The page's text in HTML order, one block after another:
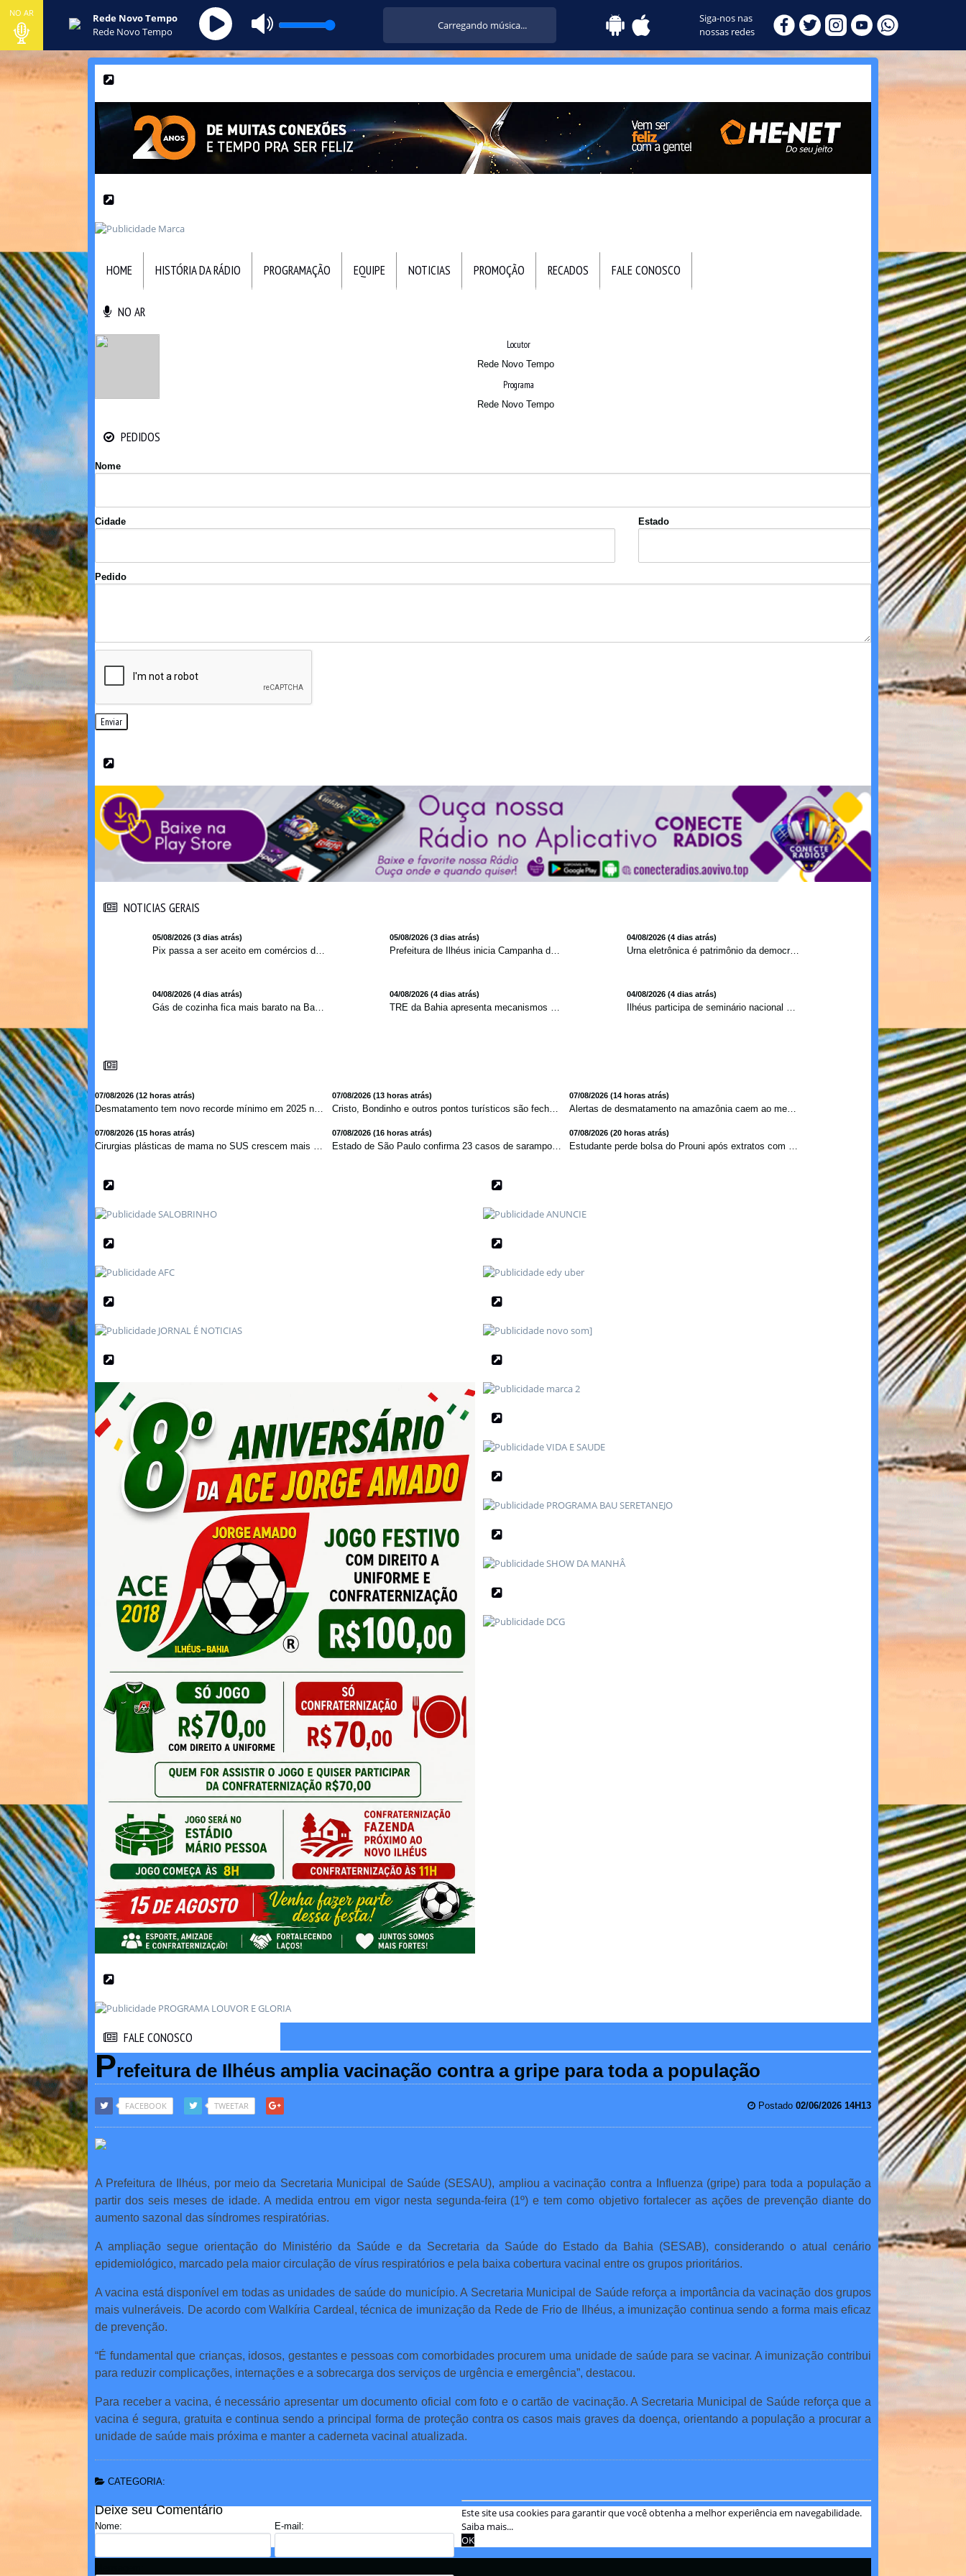
NO AR
Rede Novo Tempo
Rede Novo Tempo
Carregando música...
Siga-nos nas
nossas redes
HOME HISTÓRIA DA RÁDIO PROGRAMAÇÃO EQUIPE NOTICIAS PROMOÇÃO RECADOS FALE CONOSCO
NO AR
Locutor
Rede Novo Tempo
Programa
Rede Novo Tempo
PEDIDOS
Nome
Cidade Estado
Pedido
Enviar
NOTICIAS GERAIS
05/08/2026 (3 dias atrás) 05/08/2026 (3 dias atrás) 04/08/2026 (4 dias atrás)
Urna eletrônica é patrimônio da democracia, diz presidente do TSE
04/08/2026 (4 dias atrás) 04/08/2026 (4 dias atrás) 04/08/2026 (4 dias atrás)
07/08/2026 (12 horas atrás) 07/08/2026 (13 horas atrás) 07/08/2026 (14 horas atrás)
07/08/2026 (15 horas atrás) 07/08/2026 (16 horas atrás) 07/08/2026 (20 horas atrás)
FALE CONOSCO
Prefeitura de Ilhéus amplia vacinação contra a gripe para toda a população
FACEBOOK TWEETAR Postado 02/06/2026 14H13
A Prefeitura de Ilhéus, por meio da Secretaria Municipal de Saúde (SESAU), ampliou a vacinação contra a Influenza (gripe) para toda a população a
partir dos seis meses de idade. A medida entrou em vigor nesta segunda-feira (1º) e tem como objetivo fortalecer as ações de prevenção diante do
aumento sazonal das síndromes respiratórias.
A ampliação segue orientação do Ministério da Saúde e da Secretaria da Saúde do Estado da Bahia (SESAB), considerando o atual cenário
epidemiológico, marcado pela maior circulação de vírus respiratórios e pela baixa cobertura vacinal entre os grupos prioritários.
A vacina está disponível em todas as unidades de saúde do município. A Secretaria Municipal de Saúde reforça a importância da vacinação dos grupos
mais vulneráveis. De acordo com Walkíria Cardeal, técnica de imunização da Rede de Frio de Ilhéus, a imunização continua sendo a forma mais eficaz
de prevenção.
“É fundamental que crianças, idosos, gestantes e pessoas com comorbidades procurem uma unidade de saúde para se vacinar. A imunização contribui
para reduzir complicações, internações e a sobrecarga dos serviços de urgência e emergência”, destacou.
Para receber a vacina, é necessário apresentar um documento oficial com foto e o cartão de vacinação. A Secretaria Municipal de Saúde reforça que a
vacina é segura, gratuita e continua sendo a principal forma de proteção contra os casos mais graves da doença, orientando a população a procurar a
unidade de saúde mais próxima e manter a caderneta vacinal atualizada.
CATEGORIA:
Deixe seu Comentário
Nome: E-mail:
Este site usa cookies para garantir que você obtenha a melhor experiência em navegabilidade.
Saiba mais...
OK